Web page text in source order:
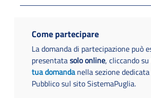
Come partecipare
La domanda di partecipazione può
presentatasolo online, cliccando su
tua domandanella sezione
Pubblico sul sito SistemaPuglia.